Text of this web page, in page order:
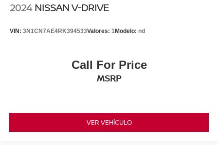
2024 NISSAN V-DRIVE
VIN: 3N1CN7AE4RK394533Valores: 1Modelo: nd
Call For Price
MSRP
VER VEHÍCULO